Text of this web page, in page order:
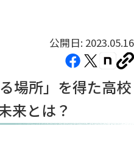
公開日: 2023.05.16
Facebook（新
い
タ
ブ
X（新
い
ブ
note（新
い
ブ
コ
ピ
場所」を得た高校
来とは？